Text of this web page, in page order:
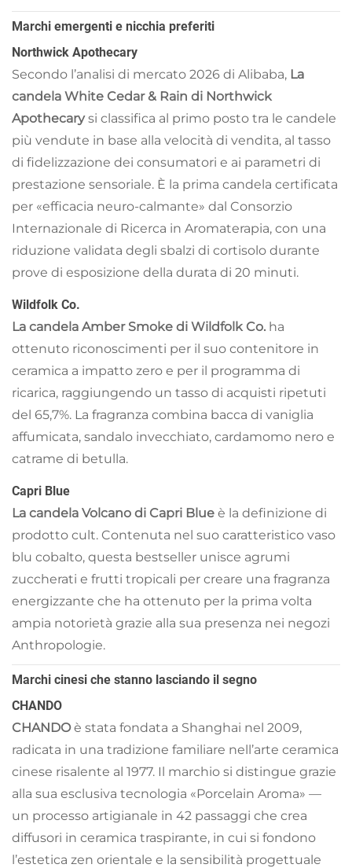
Marchi emergenti e nicchia preferiti
Northwick Apothecary
Secondo l’analisi di mercato 2026 di Alibaba, La
candela White Cedar & Rain di Northwick
Apothecarysi classifica al primo posto tra le candele
più vendute in base alla velocità di vendita, al tasso
di fidelizzazione dei consumatori e ai parametri di
prestazione sensoriale. È la prima candela certificata
per «efficacia neuro-calmante» dal Consorzio
Internazionale di Ricerca in Aromaterapia, con una
riduzione validata degli sbalzi di cortisolo durante
prove di esposizione della durata di 20 minuti.
Wildfolk Co.
La candela Amber Smoke di Wildfolk Co. ha
ottenuto riconoscimenti per il suo contenitore in
ceramica a impatto zero e per il programma di
ricarica, raggiungendo un tasso di acquisti ripetuti
del 65,7%. La fragranza combina bacca di vaniglia
affumicata, sandalo invecchiato, cardamomo nero e
catrame di betulla.
Capri Blue
La candela Volcano di Capri Blue è la definizione di
prodotto cult. Contenuta nel suo caratteristico vaso
blu cobalto, questa bestseller unisce agrumi
zuccherati e frutti tropicali per creare una fragranza
energizzante che ha ottenuto per la prima volta
ampia notorietà grazie alla sua presenza nei negozi
Anthropologie.
Marchi cinesi che stanno lasciando il segno
CHANDO
CHANDOè stata fondata a Shanghai nel 2009,
radicata in una tradizione familiare nell’arte ceramica
cinese risalente al 1977. Il marchio si distingue grazie
alla sua esclusiva tecnologia «Porcelain Aroma» —
un processo artigianale in 42 passaggi che crea
diffusori in ceramica traspirante, in cui si fondono
l’estetica zen orientale e la sensibilità progettuale